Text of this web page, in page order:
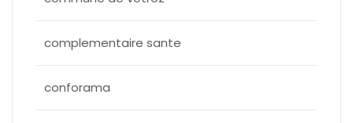
complementaire sante
conforama